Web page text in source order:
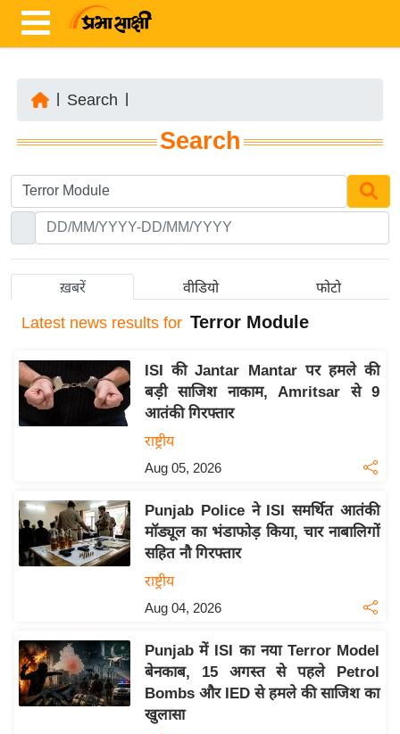
ज़ा
ख
र
ष्ट्री
अं
र्रा
ष्ट्री
य
स
उ
द्यो
ग
त
वि
शे
Search
Search
ख़बरें वीडियो फोटो
Latest news results for Terror Module
ISI की Jantar Mantar पर हमले की
बड़ी साजिश नाकाम, Amritsar से 9
आतंकी गिरफ्तार
राष्ट्रीय
Aug 05, 2026
Punjab Police ने ISI समर्थित आतंकी
मॉड्यूल का भंडाफोड़ किया, चार नाबालिगों
सहित नौ गिरफ्तार
राष्ट्रीय
Aug 04, 2026
Punjab में ISI का नया Terror Model
बेनकाब, 15 अगस्त से पहले Petrol
Bombs और IED से हमले की साजिश का
खुलासा